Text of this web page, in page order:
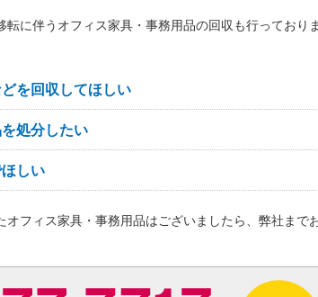
に伴うオフィス家具・事務用品の回収も行っており
を回収してほしい
処分したい
しい
フィス家具・事務用品はございましたら、弊社まで